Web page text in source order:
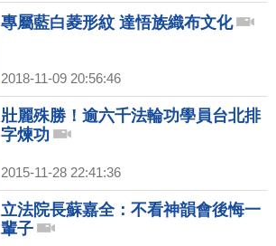
專屬藍白菱形紋 達悟族織布文化
2018-11-09 20:56:46
壯麗殊勝！逾六千法輪功學員台北排
字煉功
2015-11-28 22:41:36
立法院長蘇嘉全：不看神韻會後悔一
輩子